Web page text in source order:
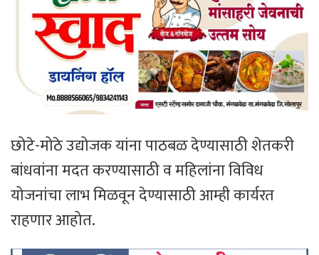
छोटे-मोठे उद्योजक यांना पाठबळ देण्यासाठी शेतकरी
बांधवांना मदत करण्यासाठी व महिलांना विविध
योजनांचा लाभ मिळवून देण्यासाठी आम्ही कार्यरत
राहणार आहोत.